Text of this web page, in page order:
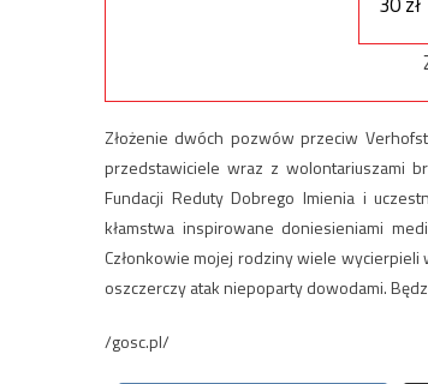
Złożenie dwóch pozwów przeciw
przedstawiciele wraz z wolontariuszami
Fundacji Reduty Dobrego Imienia i
kłamstwa inspirowane doniesieniami
Członkowie mojej rodziny wiele
oszczerczy atak niepoparty dowodami.
/gosc.pl/